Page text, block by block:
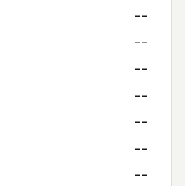
--
--
--
--
--
--
--